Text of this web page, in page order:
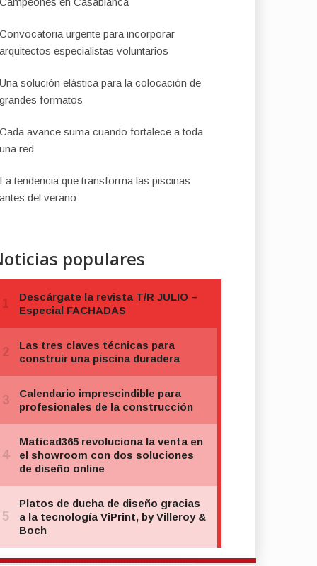
Convocatoria urgente para incorporar
arquitectos especialistas voluntarios
Una solución elástica para la colocación de
grandes formatos
Cada avance suma cuando fortalece a toda
una red
La tendencia que transforma las piscinas
antes del verano
populares